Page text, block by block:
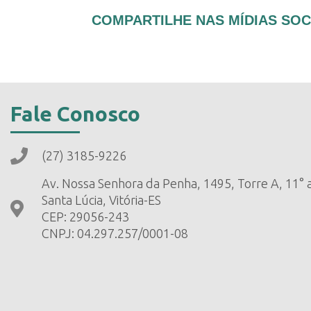
COMPARTILHE NAS MÍDIAS
Fale Conosco
(27) 3185-9226
Av. Nossa Senhora da Penha, 1495, Torre A, 11°
Santa Lúcia, Vitória-ES
CEP: 29056-243
CNPJ: 04.297.257/0001-08